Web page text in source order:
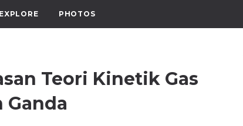
PHOTOS
Teori Kinetik Gas
Ganda